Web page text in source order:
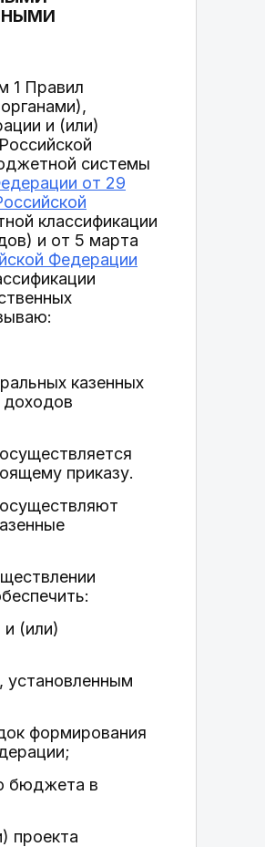
1 Правил
и (или)
системы
от 29
классификации
и от 5 марта
Федерации
казенных
приказу.
(или)
установленным
формирования
бюджета в
проекта